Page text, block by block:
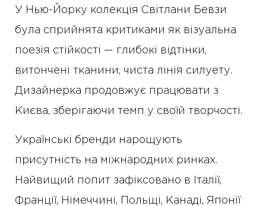
У Нью-Йорку колекція Світлани Бевзи
була сприйнята критиками як візуальна
поезія стійкості — глибокі відтінки,
витончені тканини, чиста лінія силуету.
Дизайнерка продовжує працювати з
Києва, зберігаючи темп у своїй творчості.
Українські бренди нарощують
присутність на міжнародних ринках.
Найвищий попит зафіксовано в Італії,
Франції, Німеччині, Польщі, Канаді, Японії